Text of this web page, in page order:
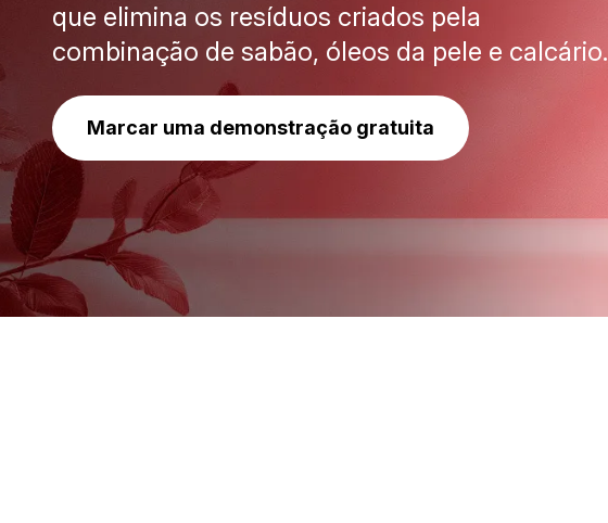
que elimina os resíduos criados pela
combinação de sabão, óleos da pele e calcário.
Marcar uma demonstração gratuita